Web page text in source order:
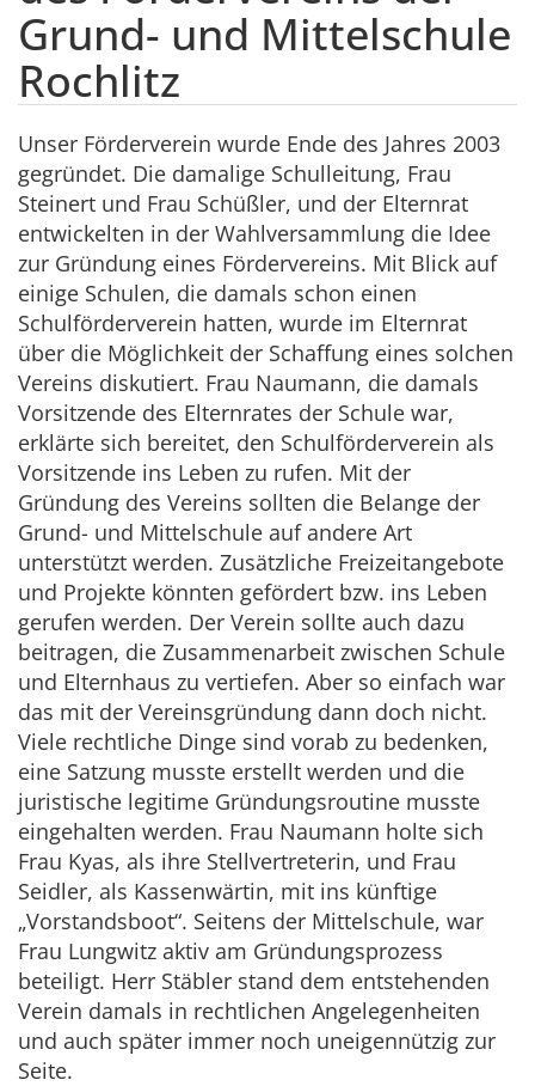
Grund- und Mittelschule
Rochlitz
Unser Förderverein wurde Ende des Jahres 2003
gegründet. Die damalige Schulleitung, Frau
Steinert und Frau Schüßler, und der Elternrat
entwickelten in der Wahlversammlung die Idee
zur Gründung eines Fördervereins. Mit Blick auf
einige Schulen, die damals schon einen
Schulförderverein hatten, wurde im Elternrat
über die Möglichkeit der Schaffung eines solchen
Vereins diskutiert. Frau Naumann, die damals
Vorsitzende des Elternrates der Schule war,
erklärte sich bereitet, den Schulförderverein als
Vorsitzende ins Leben zu rufen. Mit der
Gründung des Vereins sollten die Belange der
Grund- und Mittelschule auf andere Art
unterstützt werden. Zusätzliche Freizeitangebote
und Projekte könnten gefördert bzw. ins Leben
gerufen werden. Der Verein sollte auch dazu
beitragen, die Zusammenarbeit zwischen Schule
und Elternhaus zu vertiefen. Aber so einfach war
das mit der Vereinsgründung dann doch nicht.
Viele rechtliche Dinge sind vorab zu bedenken,
eine Satzung musste erstellt werden und die
juristische legitime Gründungsroutine musste
eingehalten werden. Frau Naumann holte sich
Frau Kyas, als ihre Stellvertreterin, und Frau
Seidler, als Kassenwärtin, mit ins künftige
„Vorstandsboot“. Seitens der Mittelschule, war
Frau Lungwitz aktiv am Gründungsprozess
beteiligt. Herr Stäbler stand dem entstehenden
Verein damals in rechtlichen Angelegenheiten
und auch später immer noch uneigennützig zur
Seite.